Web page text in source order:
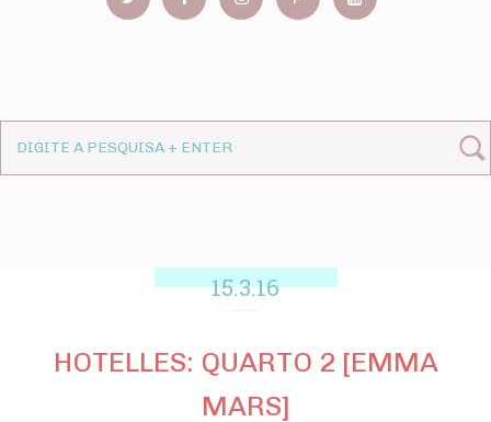
15.3.16
HOTELLES: QUARTO 2 [EMMA
MARS]